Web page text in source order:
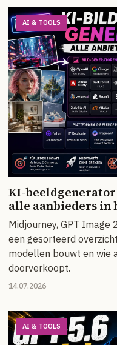
AI & TOOLS
KI-
alle aanbieders in
Midjourney, GPT Image
een gesorteerd
modellen bouwt en wie
doorverkoopt.
14.07.2026
AI & TOOLS